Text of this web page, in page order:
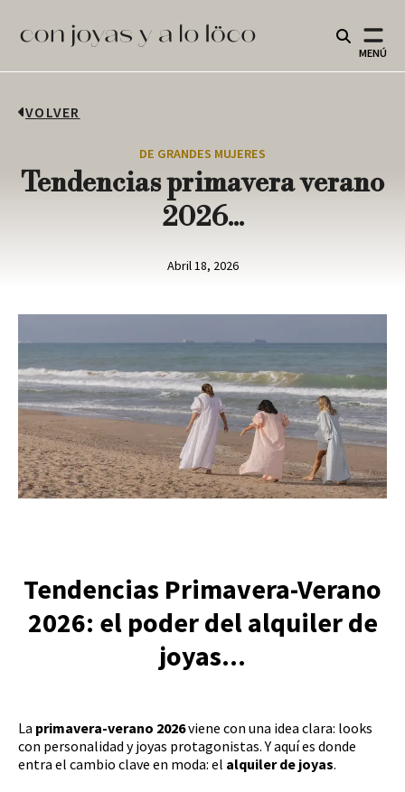
MENÚ
VOLVER
DE GRANDES MUJERES
Tendencias primavera verano
2026...
Abril 18, 2026
Tendencias Primavera-Verano
2026: el poder del alquiler de
joyas...
La primavera-verano 2026viene con una idea clara: looks
con personalidad y joyas protagonistas. Y aquí es donde
entra el cambio clave en moda: el alquiler de joyas.